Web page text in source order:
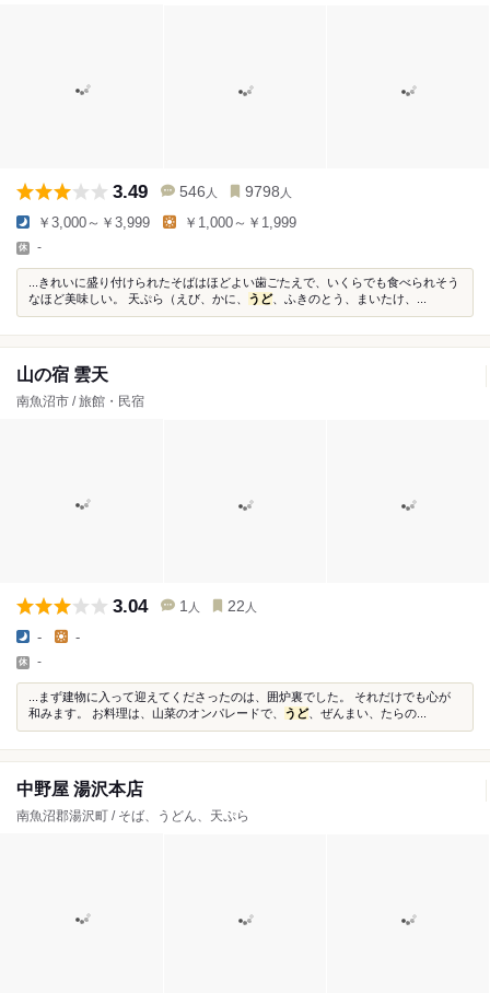
3.49 546 人 9798 人
￥3,000～￥3,999 ￥1,000～￥1,999
-
...きれいに盛り付けられたそばはほどよい歯ごたえで、いくらでも食べられそう
なほど美味しい。 天ぷら（えび、かに、 うど、ふきのとう、まいたけ、...
山の宿 雲天
南魚沼市 / 旅館・民宿
3.04 1 人 22 人
- -
-
...まず建物に入って迎えてくださったのは、囲炉裏でした。 それだけでも心が
和みます。 お料理は、山菜のオンパレードで、 うど、ぜんまい、たらの...
中野屋 湯沢本店
南魚沼郡湯沢町 / そば、うどん、天ぷら